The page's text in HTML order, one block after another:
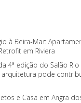
à Beira-Mar:
em Riviera
4ª edição do Salão
pode
e Casa em Angra